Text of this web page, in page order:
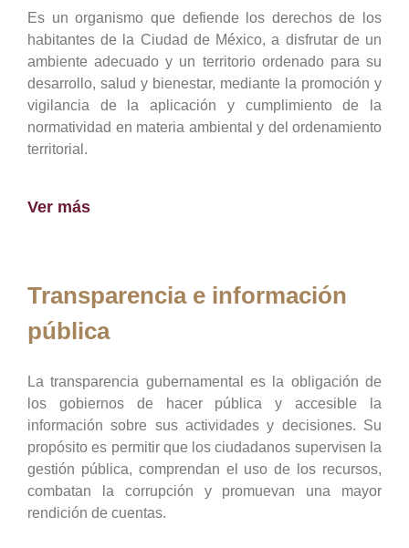
Es un organismo que defiende los derechos de los
habitantes de la Ciudad de México, a disfrutar de un
ambiente adecuado y un territorio ordenado para su
desarrollo, salud y bienestar, mediante la promoción y
vigilancia de la aplicación y cumplimiento de la
normatividad en materia ambiental y del ordenamiento
territorial.
Ver más
Transparencia e información
pública
La transparencia gubernamental es la obligación de
los gobiernos de hacer pública y accesible la
información sobre sus actividades y decisiones. Su
propósito es permitir que los ciudadanos supervisen la
gestión pública, comprendan el uso de los recursos,
combatan la corrupción y promuevan una mayor
rendición de cuentas.